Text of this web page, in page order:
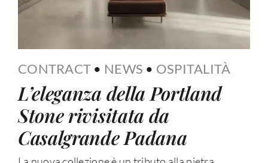
CONTRACT • NEWS • OSPITALITÀ
L’eleganza della Portland
Stone rivisitata da
Casalgrande Padana